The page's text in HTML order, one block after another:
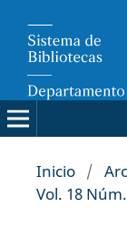
Inicio /
Vol. 18